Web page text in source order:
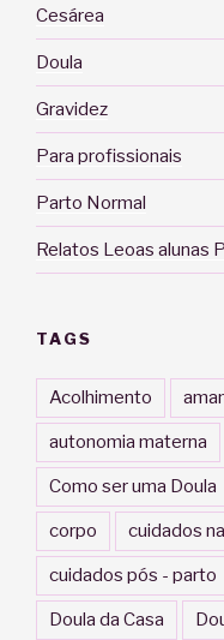
Cesárea
Doula
Gravidez
Para profissionais
Parto Normal
Relatos Leoas alunas
TAGS
Acolhimento
autonomia materna
Como ser uma Doula
corpo cuidados
cuidados pós - parto
Doula da Casa